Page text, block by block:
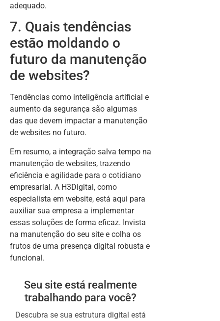
adequado.
7. Quais tendências
estão moldando o
futuro da manutenção
de websites?
Tendências como inteligência artificial e
aumento da segurança são algumas
das que devem impactar a manutenção
de websites no futuro.
Em resumo, a integração salva tempo na
manutenção de websites, trazendo
eficiência e agilidade para o cotidiano
empresarial. A H3Digital, como
especialista em website, está aqui para
auxiliar sua empresa a implementar
essas soluções de forma eficaz. Invista
na manutenção do seu site e colha os
frutos de uma presença digital robusta e
funcional.
Seu site está realmente
trabalhando para você?
Descubra se sua estrutura digital está